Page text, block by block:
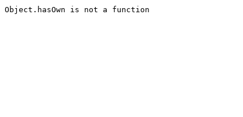
Object.hasOwn is not a function